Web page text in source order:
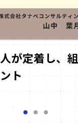
が定着し、
ト